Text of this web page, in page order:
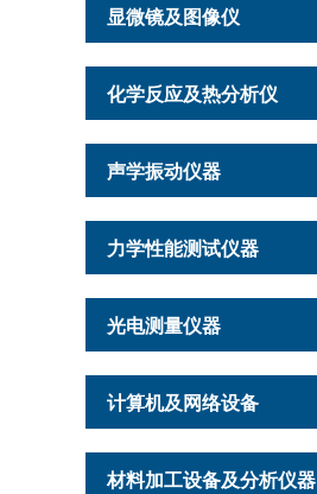
显微镜及图像仪
化学反应及热分析仪
声学振动仪器
力学性能测试仪器
光电测量仪器
计算机及网络设备
材料加工设备及分析仪器